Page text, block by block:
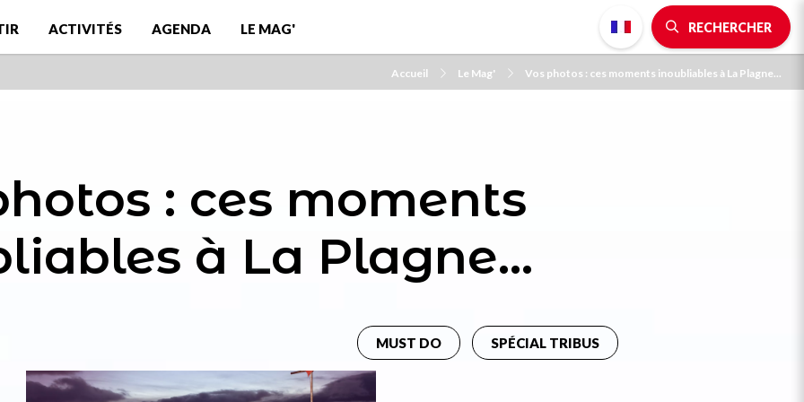
ACTIVITÉS AGENDA LE MAG' RECHERCHER
Accueil Le Mag' Vos photos : ces moments inoubliables à La Plagne...
: ces moments
à La Plagne...
MUST DO SPÉCIAL TRIBUS